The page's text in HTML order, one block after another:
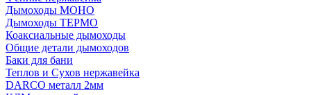
Дымоходы МОНО
Дымоходы ТЕРМО
Коаксиальные дымоходы
Общие детали дымоходов
Баки для бани
Теплов и Сухов нержавейка
DARCO металл 2мм